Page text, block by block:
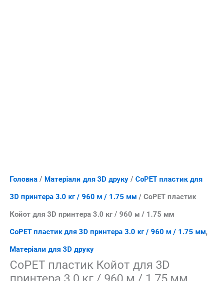
Головна / Матеріали для 3D друку / CoPET пластик для
3D принтера 3.0 кг / 960 м / 1.75 мм / CoPET пластик
Койот для 3D принтера 3.0 кг / 960 м / 1.75 мм
CoPET пластик для 3D принтера 3.0 кг / 960 м / 1.75 мм,
Матеріали для 3D друку
CoPET пластик Койот для 3D